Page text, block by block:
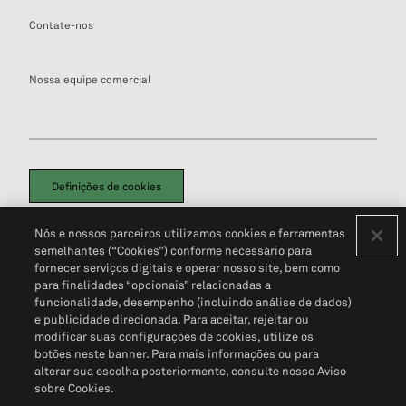
Contate-nos
Nossa equipe comercial
Definições de cookies
Política de PrivacidadePortal de privacidade do cliente (em inglês)
Não Venda Minhas Informações Pessoais© 2026 S&P Global
Nós e nossos parceiros utilizamos cookies e ferramentas
semelhantes (“Cookies”) conforme necessário para
fornecer serviços digitais e operar nosso site, bem como
para finalidades “opcionais” relacionadas a
funcionalidade, desempenho (incluindo análise de dados)
e publicidade direcionada. Para aceitar, rejeitar ou
modificar suas configurações de cookies, utilize os
botões neste banner. Para mais informações ou para
alterar sua escolha posteriormente, consulte nosso Aviso
sobre Cookies.